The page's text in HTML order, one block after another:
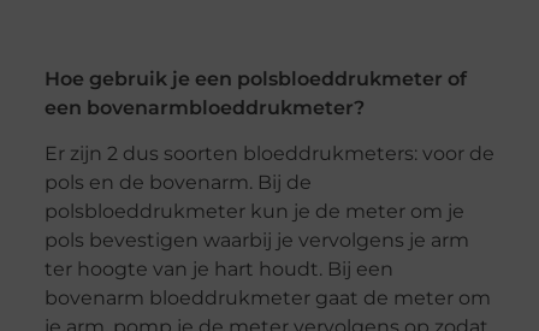
Hoe gebruik je een polsbloeddrukmeter of
een bovenarmbloeddrukmeter?
Er zijn 2 dus soorten bloeddrukmeters: voor de
pols en de bovenarm. Bij de
polsbloeddrukmeter kun je de meter om je
pols bevestigen waarbij je vervolgens je arm
ter hoogte van je hart houdt. Bij een
bovenarm bloeddrukmeter gaat de meter om